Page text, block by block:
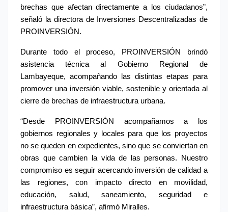
brechas que afectan directamente a los ciudadanos”,
señaló la directora de Inversiones Descentralizadas de
PROINVERSIÓN.
Durante todo el proceso, PROINVERSIÓN brindó
asistencia técnica al Gobierno Regional de
Lambayeque, acompañando las distintas etapas para
promover una inversión viable, sostenible y orientada al
cierre de brechas de infraestructura urbana.
“Desde PROINVERSIÓN acompañamos a los
gobiernos regionales y locales para que los proyectos
no se queden en expedientes, sino que se conviertan en
obras que cambien la vida de las personas. Nuestro
compromiso es seguir acercando inversión de calidad a
las regiones, con impacto directo en movilidad,
educación, salud, saneamiento, seguridad e
infraestructura básica”, afirmó Miralles.